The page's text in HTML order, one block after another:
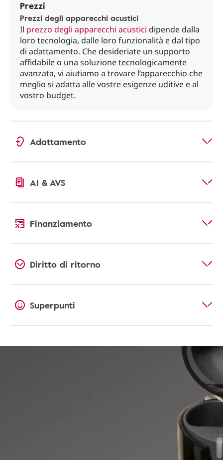
Prezzi
Prezzi degli apparecchi acustici
Il prezzo degli apparecchi acustici dipende dalla
loro tecnologia, dalle loro funzionalità e dal tipo
di adattamento. Che desideriate un supporto
affidabile o una soluzione tecnologicamente
avanzata, vi aiutiamo a trovare l’apparecchio che
meglio si adatta alle vostre esigenze uditive e al
vostro budget.
Adattamento
AI & AVS
Finanziamento
Diritto di ritorno
Superpunti